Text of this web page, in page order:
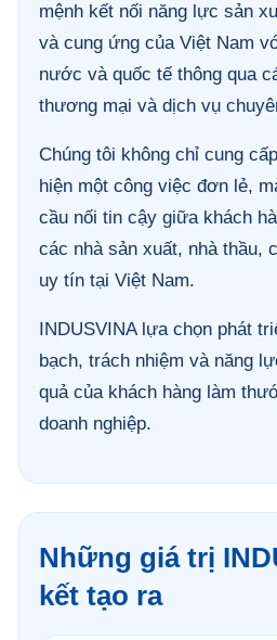
mệnh kết nối năng lực sản
và cung ứng của Việt Nam
nước và quốc tế thông qua
thương mại và dịch vụ
Chúng tôi không chỉ cung
hiện một công việc đơn lẻ,
cầu nối tin cậy giữa khách
các nhà sản xuất, nhà thầu,
uy tín tại Việt Nam.
INDUSVINA lựa chọn phát
bạch, trách nhiệm và năng
quả của khách hàng làm
doanh nghiệp.
Những giá trị
kết tạo ra